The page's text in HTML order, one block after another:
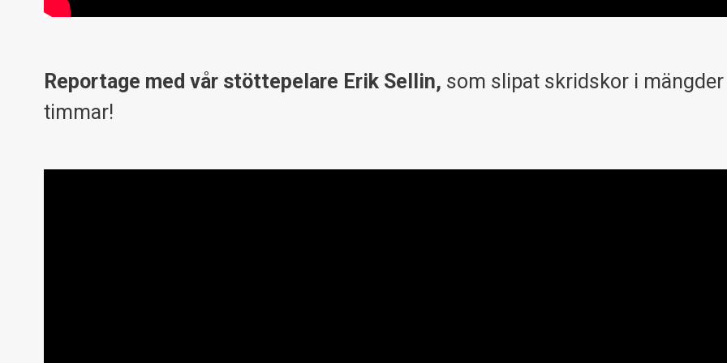
Reportage med vår stöttepelare Erik Sellin, som slipat skridskor i mängder
timmar!